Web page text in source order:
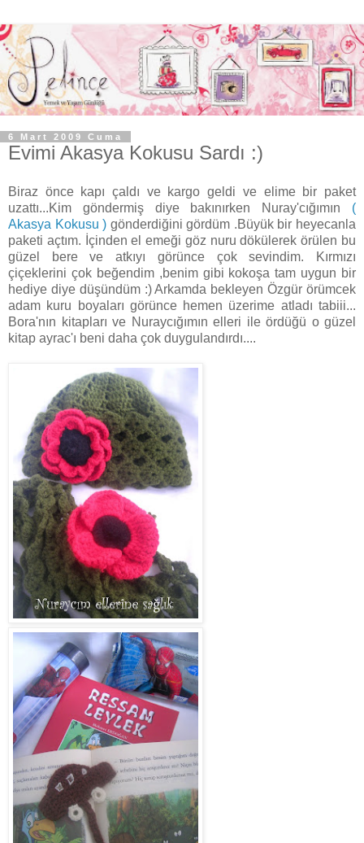
6 Mart 2009 Cuma
Evimi Akasya Kokusu Sardı :)
Biraz önce kapı çaldı ve kargo geldi ve elime bir paket
uzattı...Kim göndermiş diye bakınırken Nuray'cığımın (
Akasya Kokusu ) gönderdiğini gördüm .Büyük bir heyecanla
paketi açtım. İçinden el emeği göz nuru dökülerek örülen bu
güzel bere ve atkıyı görünce çok sevindim. Kırmızı
çiçeklerini çok beğendim ,benim gibi kokoşa tam uygun bir
hediye diye düşündüm :) Arkamda bekleyen Özgür örümcek
adam kuru boyaları görünce hemen üzerime atladı tabiii...
Bora'nın kitapları ve Nuraycığımın elleri ile ördüğü o güzel
kitap ayrac'ı beni daha çok duygulandırdı....